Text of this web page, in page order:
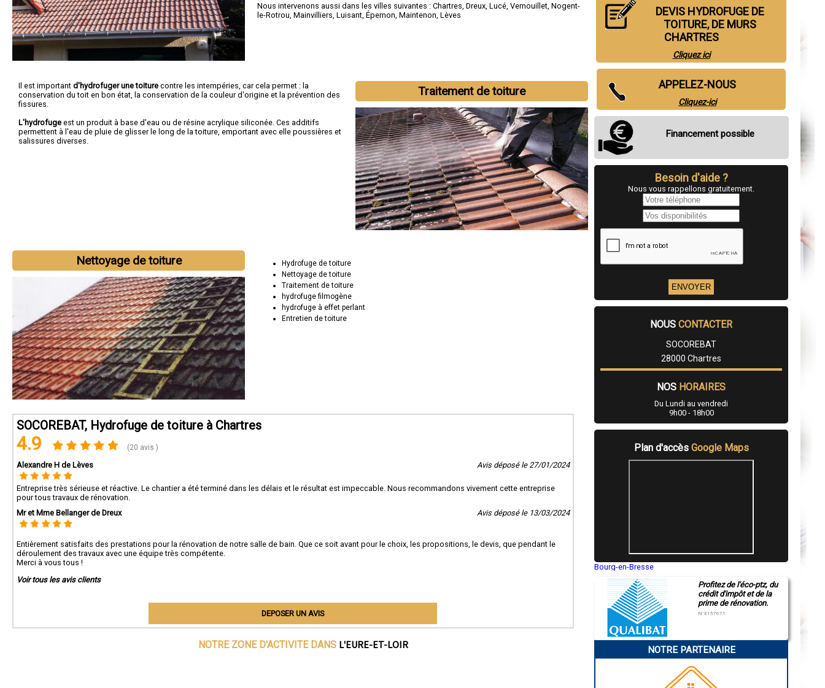
Nous intervenons aussi dans les villes suivantes :Chartres ,Dreux ,Lucé ,Vernouillet ,Nogent-
le-Rotrou ,Mainvilliers ,Luisant ,Épernon ,Maintenon ,Lèves
Traitement de toiture
Il est important d'hydrofuger une toiture contre les intempéries, car cela permet : la
conservation du toit en bon état, la conservation de la couleur d'origine et la prévention des
fissures.
L'hydrofuge est un produit à base d'eau ou de résine acrylique siliconée. Ces additifs
permettent à l'eau de pluie de glisser le long de la toiture, emportant avec elle poussières et
salissures diverses.
Nettoyage de toiture
Hydrofuge de toiture
Nettoyage de toiture
Traitement de toiture
hydrofuge filmogène
hydrofuge à effet perlant
Entretien de toiture
SOCOREBAT, Hydrofuge de toiture à Chartres
4.9 (20 avis )
Alexandre H de Lèves Avis déposé le 27/01/2024
Entreprise très sérieuse et réactive. Le chantier a été terminé dans les délais et le résultat est impeccable. Nous recommandons vivement cette entreprise
pour tous travaux de rénovation.
Mr et Mme Bellanger de Dreux
Avis déposé le 13/03/2024
Entièrement satisfaits des prestations pour la rénovation de notre salle de bain. Que ce soit avant pour le choix, les propositions, le devis, que pendant le
déroulement des travaux avec une équipe très compétente.
Merci à vous tous !
Voir tous les avis clients
DEPOSER UN AVIS
NOTRE ZONE D'ACTIVITE DANS L'EURE-ET-LOIR
DEVIS HYDROFUGE DE
TOITURE, DE MURS
CHARTRES
Cliquez ici
APPELEZ-NOUS
Cliquez-ici
Financement possible
Besoin d'aide ?
Nous vous rappellons gratuitement.
NOUS CONTACTER
SOCOREBAT
28000 Chartres
NOS HORAIRES
Du Lundi au vendredi
9h00 - 18h00
Plan d'accès Google Maps
Bourg-en-Bresse
Montluçon
Manosque
Gap
Charleville-Mézières
Pamiers
Narbonne
Profitez de l'éco-ptz, du
crédit d'impôt et de la
prime de rénovation.
N°E157671
NOTRE PARTENAIRE